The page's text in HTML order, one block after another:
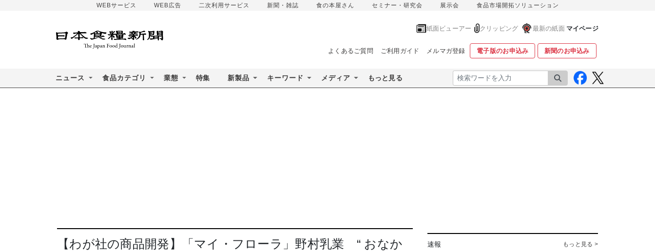
WEBサービス WEB広告 二次利用サービス 新聞・雑誌 食の本屋さん セミナー・研究会 展示会 食品市場開拓ソリューション
紙面ビューアー クリッピング 最新の紙面 マイページ
よくあるご質問 ご利用ガイド メルマガ登録 電子版のお申込み 新聞のお申込み
ニュース 食品カテゴリ 業態 特集 新製品 キーワード メディア もっと見る 検索
【わが社の商品開発】「マイ・フローラ」野村乳業 “ おなか
速報 もっと見る >